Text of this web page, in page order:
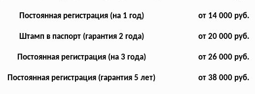
Постоянная регистрация (на 1 год) от 14 000 руб.
Штамп в паспорт (гарантия 2 года) от 20 000 руб.
Постоянная регистрация (на 3 года) от 26 000 руб.
Постоянная регистрация (гарантия 5 лет) от 38 000 руб.